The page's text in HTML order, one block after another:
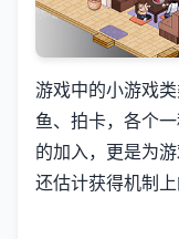
游戏中的小游戏
鱼、拍卡，各个
的加入​​，更是为
还估计获得机制